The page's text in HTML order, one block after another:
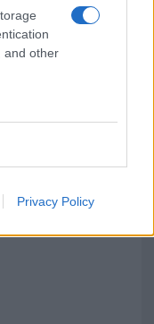
and other
Privacy Policy